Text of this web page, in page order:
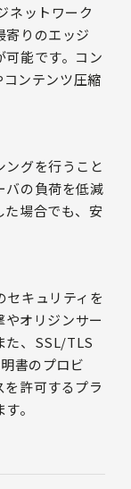
ネットワーク
寄りのエッジ
可能です。コン
ンテンツ圧縮
ングを行うこと
バの負荷を低減
た場合でも、安
セキュリティを
オリジンサー
た、SSL/TLS
書のプロビ
許可するプラ
。